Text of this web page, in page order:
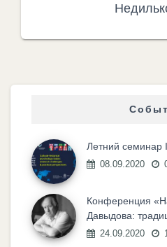
Летний семинар
08.09.2020
Конференция
Давыдова:
24.09.2020